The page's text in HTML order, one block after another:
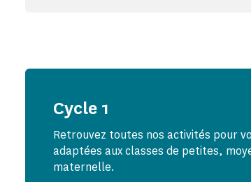
Cycle 1
Retrouvez toutes nos activités pour
adaptées aux classes de petites,
maternelle.